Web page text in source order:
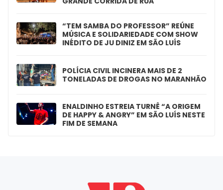
“TEM SAMBA DO PROFESSOR” REÚNE
MÚSICA E SOLIDARIEDADE COM SHOW
INÉDITO DE JU DINIZ EM SÃO LUÍS
POLÍCIA CIVIL INCINERA MAIS DE 2
TONELADAS DE DROGAS NO MARANHÃO
ENALDINHO ESTREIA TURNÊ “A ORIGEM
DE HAPPY & ANGRY” EM SÃO LUÍS NESTE
FIM DE SEMANA